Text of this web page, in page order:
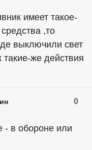
имеет такое-
,то
выключили свет
же действия
0
- в обороне или